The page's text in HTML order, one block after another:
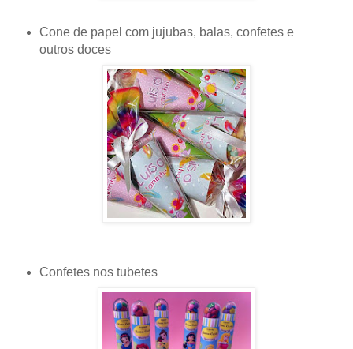
Cone de papel com jujubas, balas, confetes e
outros doces
Confetes nos tubetes